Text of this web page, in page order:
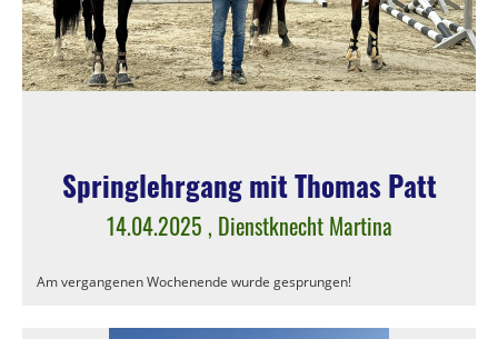
Springlehrgang mit Thomas Patt
14.04.2025 , Dienstknecht Martina
Am vergangenen Wochenende wurde gesprungen!